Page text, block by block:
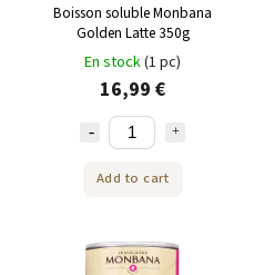
Boisson soluble Monbana
Golden Latte 350g
En stock(1 pc)
16,99 €
Add to cart